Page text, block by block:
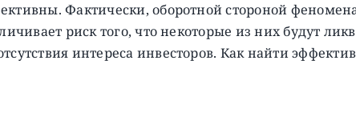
Фактически, оборотной стороной
риск того, что некоторые из них будут
интереса инвесторов. Как найти